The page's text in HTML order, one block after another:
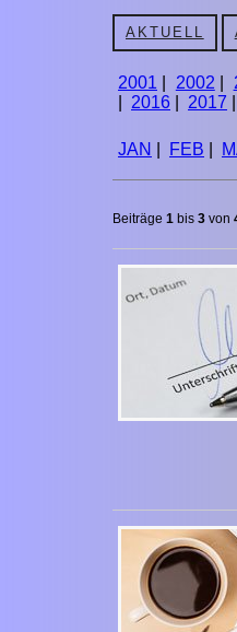
AKTUELL
2001 2002
2016 2017
JAN FEB
Beiträge 1 bis 3 von